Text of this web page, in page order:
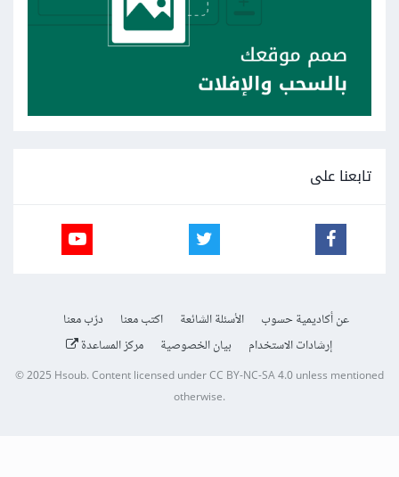
تابعنا على
عن أكاديمية حسوب الأسئلة الشائعة اكتب معنا
درّب معنا
إرشادات الاستخدام
بيان الخصوصية مركز المساعدة
© 2025 Hsoub.Content licensed underCC BY-NC-SA 4.0unless mentioned
otherwise.